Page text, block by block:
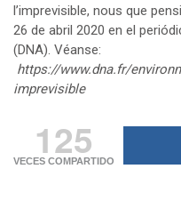
l’imprevisible, nous que
26 de abril 2020 en el
(DNA). Véanse:
https://www.dna.fr/
imprevisible
125
VECES COMPARTIDO